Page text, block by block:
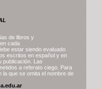
de libros y
cada
estar siendo evaluado
escritos en español y en
publicación. Las
a referato ciego. Para
que se omita el nombre de